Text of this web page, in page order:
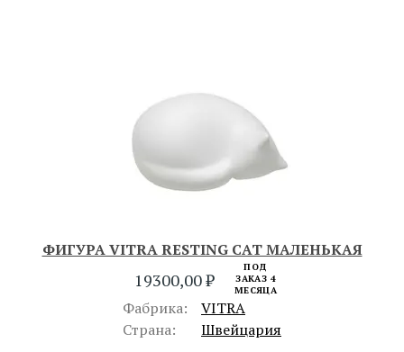
ФИГУРА VITRA RESTING CAT МАЛЕНЬКАЯ
19300,00₽
ПОД
ЗАКАЗ 4
МЕСЯЦА
Фабрика:
VITRA
Страна:
Швейцария